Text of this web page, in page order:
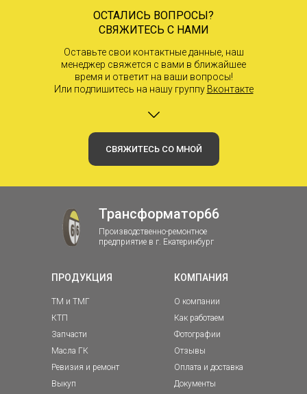
ОСТАЛИСЬ ВОПРОСЫ?
СВЯЖИТЕСЬ С НАМИ
Оставьте свои контактные данные, наш
менеджер свяжется с вами в ближайшее
время и ответит на ваши вопросы!
Или подпишитесь на нашу группу Вконтакте
СВЯЖИТЕСЬ СО МНОЙ
Трансформатор66
Производственно-ремонтное
предприятие в г. Екатеринбург
ПРОДУКЦИЯ КОМПАНИЯ
О компании
Как работаем
Фотографии
Отзывы
Оплата и доставка
Документы
ТМ и ТМГ
КТП
Запчасти
Масла ГК
Ревизия и ремонт
Выкуп